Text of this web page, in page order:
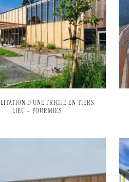
D’UNE FRICHE EN TIERS
LIEU – FOURMIES